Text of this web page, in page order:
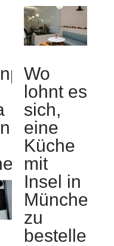
Wo
lohnt es
sich,
eine
Küche
mit
Insel in
München
zu
bestellen?